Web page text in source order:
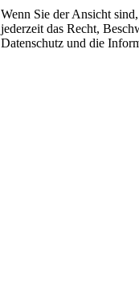
Wenn Sie der Ansicht
jederzeit das Recht,
Datenschutz und die